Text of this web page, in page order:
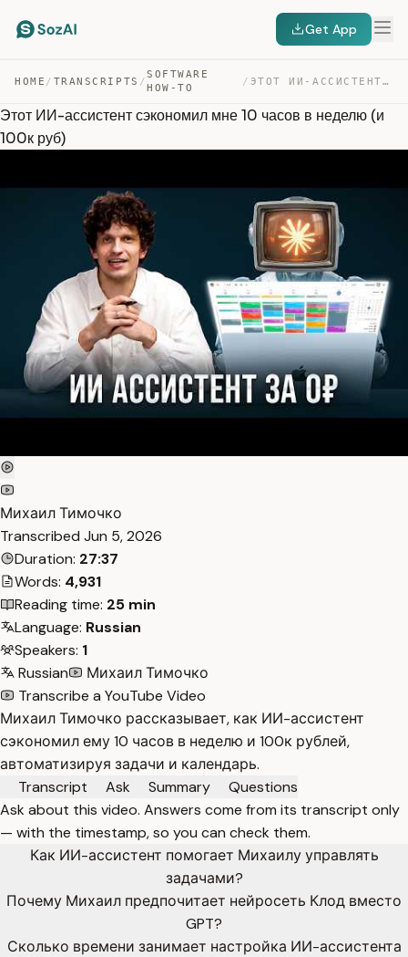
Get App
HOME / TRANSCRIPTS /
SOFTWARE
HOW-TO
/ ЭТОТ ИИ-АССИСТЕНТ СЭКОНОМИЛ МНЕ 10 ЧАСОВ В НЕДЕЛЮ (И 10… — TRANSCRIPT
Этот ИИ-ассистент сэкономил мне 10 часов в неделю (и
100к руб)
Михаил Тимочко
Transcribed Jun 5, 2026
Duration: 27:37
Words: 4,931
Reading time: 25 min
Language: Russian
Speakers: 1
Russian
Михаил Тимочко
Transcribe a YouTube Video
Михаил Тимочко рассказывает, как ИИ-ассистент
сэкономил ему 10 часов в неделю и 100к рублей,
автоматизируя задачи и календарь.
Transcript
Ask Summary
Questions
Ask about this video. Answers come from its transcript only
— with the timestamp, so you can check them.
Как ИИ-ассистент помогает Михаилу управлять
задачами?
Почему Михаил предпочитает нейросеть Клод вместо
GPT?
Сколько времени занимает настройка ИИ-ассистента